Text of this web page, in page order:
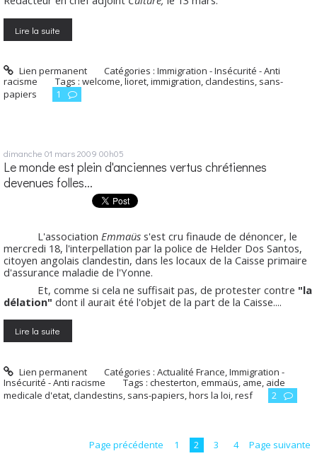
Lire la suite
Lien permanent Catégories :Immigration - Insécurité - Anti
racisme
Tags : welcome,lioret,immigration,clandestins, sans-
papiers
1
dimanche 01 mars 2009 00h05
Le monde est plein d'anciennes vertus chrétiennes
devenues folles...
L'association Emmaüs s'est cru finaude de dénoncer, le
mercredi 18, l'interpellation par la police de Helder Dos Santos,
citoyen angolais clandestin, dans les locaux de la Caisse primaire
d'assurance maladie de l'Yonne.
Et, comme si cela ne suffisait pas, de protester contre "la
délation" dont il aurait été l'objet de la part de la Caisse....
Lire la suite
Lien permanent Catégories :Actualité France,Immigration -
Insécurité - Anti racisme
Tags : chesterton,emmaüs, ame, aide
medicale d'etat,clandestins, sans-papiers,hors la loi,resf 2
Page précédente 1 2 3 4 Page suivante